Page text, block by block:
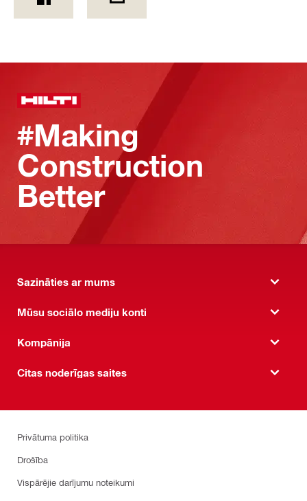
#Making
Construction
Better
Sazināties ar mums
Mūsu sociālo mediju konti
Kompānija
Citas noderīgas saites
Privātuma politika
Drošība
Vispārējie darījumu noteikumi